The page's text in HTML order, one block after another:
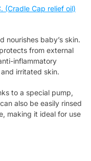
(Cradle Cap relief oil)
nourishes baby’s skin.
from external
inflammatory
irritated skin.
to a special pump,
also be easily rinsed
making it ideal for use